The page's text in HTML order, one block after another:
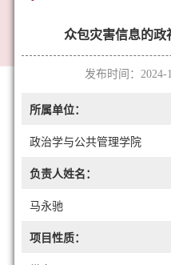
众包灾害信息的政
发布时间：
所属单位：
政治学与公共管理学院
负责人姓名：
马永驰
项目性质：